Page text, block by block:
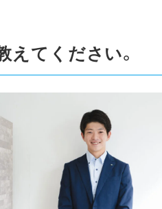
てください。